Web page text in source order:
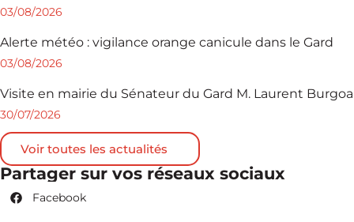
03/08/2026
Alerte météo : vigilance orange canicule dans le Gard
03/08/2026
Visite en mairie du Sénateur du Gard M. Laurent Burgoa
30/07/2026
Voir toutes les actualités
Partager sur vos réseaux sociaux
Facebook